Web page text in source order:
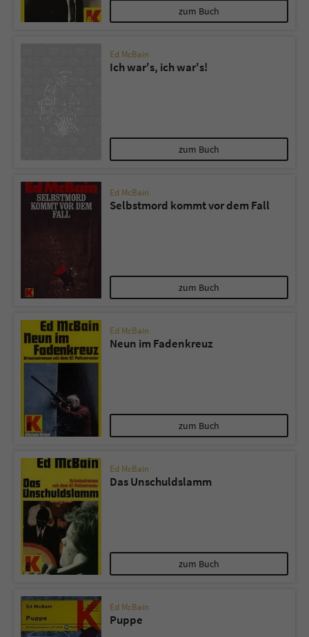
zum Buch
Ed McBain
Ich war's, ich war's!
zum Buch
Ed McBain
Selbstmord kommt vor dem Fall
zum Buch
Ed McBain
Neun im Fadenkreuz
zum Buch
Ed McBain
Das Unschuldslamm
zum Buch
Ed McBain
Puppe